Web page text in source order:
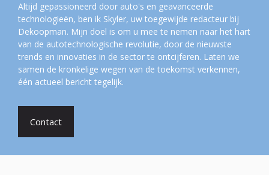
Altijd gepassioneerd door auto's en geavanceerde
technologieën, ben ik Skyler, uw toegewijde redacteur bij
Dekoopman. Mijn doel is om u mee te nemen naar het hart
van de autotechnologische revolutie, door de nieuwste
trends en innovaties in de sector te ontcijferen. Laten we
samen de kronkelige wegen van de toekomst verkennen,
één actueel bericht tegelijk.
Contact